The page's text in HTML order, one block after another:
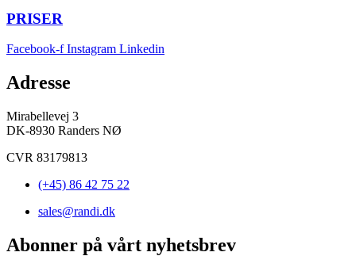
PRISER
Facebook-f Instagram Linkedin
Adresse
Mirabellevej 3
DK-8930 Randers NØ
CVR 83179813
(+45) 86 42 75 22
sales@randi.dk
Abonner på vårt nyhetsbrev